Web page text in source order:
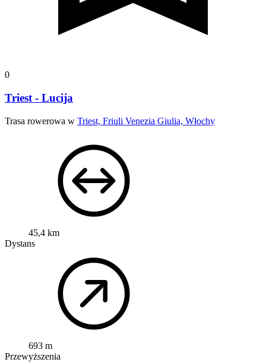
0
Triest - Lucija
Trasa rowerowa w Triest, Friuli Venezia Giulia, Włochy
45,4 km
Dystans
693 m
Przewyższenia